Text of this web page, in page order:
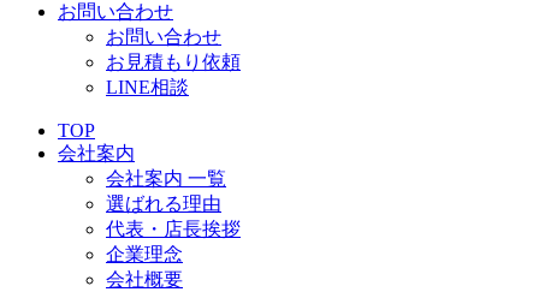
お問い合わせ
お問い合わせ
お見積もり依頼
LINE相談
TOP
会社案内
会社案内 一覧
選ばれる理由
代表・店長挨拶
企業理念
会社概要